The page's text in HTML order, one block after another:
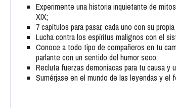
Experimente una historia inquietante de
XIX;
7 capítulos para pasar, cada uno con su
Lucha contra los espíritus malignos con el
Conoce a todo tipo de compañeros en tu
parlante con un sentido del humor seco;
Recluta fuerzas demoníacas para tu causa y
Sumérjase en el mundo de las leyendas y